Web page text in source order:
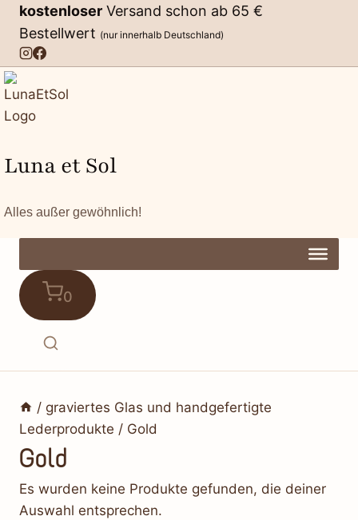
Zum
Inhalt
springen
kostenloser Versand schon ab 65 €
Bestellwert (nur innerhalb Deutschland)
Luna et Sol
Alles außer gewöhnlich!
0
/ graviertes Glas und handgefertigte
Lederprodukte / Gold
Gold
Es wurden keine Produkte gefunden, die deiner
Auswahl entsprechen.